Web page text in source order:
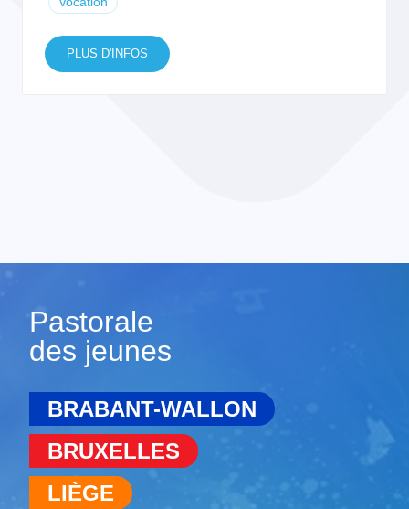
PLUS D'INFOS
Pastorale
des jeunes
BRABANT-WALLON
BRUXELLES
LIÈGE